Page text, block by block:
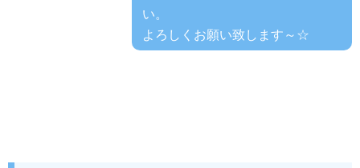
い。
よろしくお願い致します～☆